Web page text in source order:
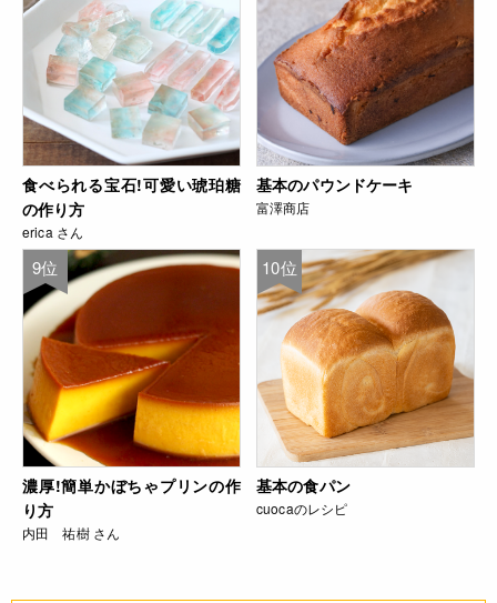
食べられる宝石!可愛い琥珀糖
の作り方
erica さん
基本のパウンドケーキ
富澤商店
9位
濃厚!簡単かぼちゃプリンの作
り方
内田 祐樹 さん
10位
基本の食パン
cuocaのレシピ